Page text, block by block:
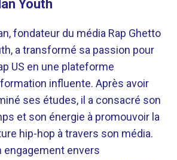
Youth
fondateur du média Rap Ghetto
a transformé sa passion pour
US en une plateforme
influente. Après avoir
ses études, il a consacré son
et son énergie à promouvoir la
hip-hop à travers son média.
engagement envers